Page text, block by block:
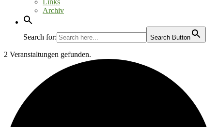
Links
Archiv
Search for: Search Button
2 Veranstaltungen gefunden.